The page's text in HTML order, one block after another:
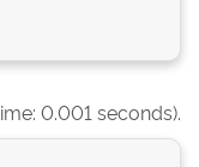
0.001 seconds).